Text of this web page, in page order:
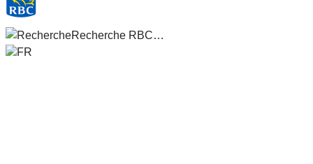
Recherche RBC…
FR